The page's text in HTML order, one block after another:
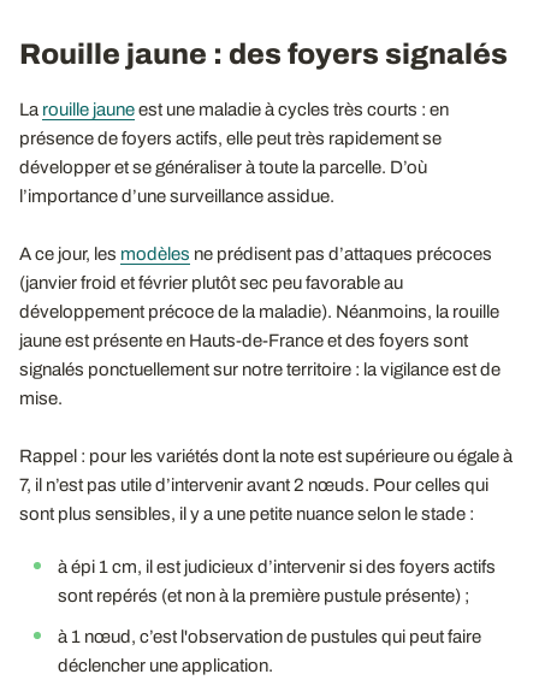
Rouille jaune : des foyers signalés
La rouille jauneest une maladie à cycles très courts : en
présence de foyers actifs, elle peut très rapidement se
développer et se généraliser à toute la parcelle. D’où
l’importance d’une surveillance assidue.
A ce jour, les modèles ne prédisent pas d’attaques précoces
(janvier froid et février plutôt sec peu favorable au
développement précoce de la maladie). Néanmoins, la rouille
jaune est présente en Hauts-de-France et des foyers sont
signalés ponctuellement sur notre territoire : la vigilance est de
mise.
Rappel : pour les variétés dont la note est supérieure ou égale à
7, il n’est pas utile d’intervenir avant 2 nœuds. Pour celles qui
sont plus sensibles, il y a une petite nuance selon le stade :
à épi 1 cm, il est judicieux d’intervenir si des foyers actifs
sont repérés (et non à la première pustule présente) ;
à 1 nœud, c’est l'observation de pustules qui peut faire
déclencher une application.